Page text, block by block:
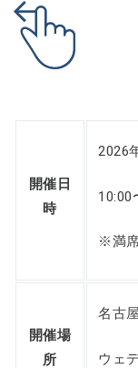
開催日
時
2026
10:00
※満
開催場
所
名古
ウェ